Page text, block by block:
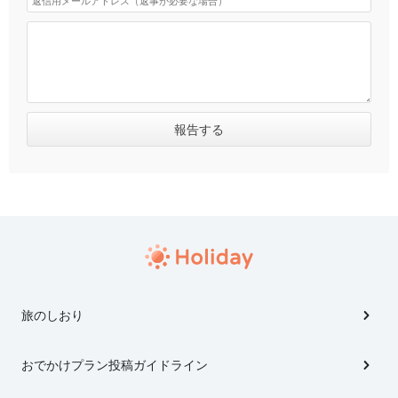
旅のしおり
おでかけプラン投稿ガイドライン